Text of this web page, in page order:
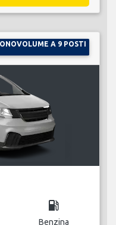
A 9 POSTI
local_gas_station
Benzina